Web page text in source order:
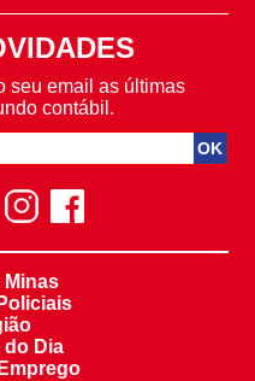
seu email as últimas
contábil.
Minas
do Dia